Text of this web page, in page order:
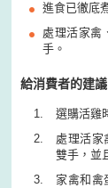
進食已徹底
處理活家禽
手。
給消費者的建議
選購活雞
處理活家
雙手，並
家禽和禽